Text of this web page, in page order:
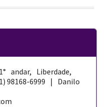
andar, Liberdade,
98168-­6999 | Danilo